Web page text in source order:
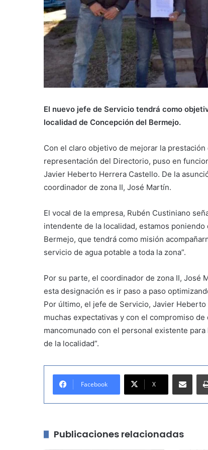
El nuevo jefe de Servicio tendrá como
localidad de Concepción del Bermejo.
Con el claro objetivo de mejorar la
representación del Directorio, puso en
Javier Heberto Herrera Castello. De la
coordinador de zona II, José Martín.
El vocal de la empresa, Rubén Custiniano
intendente de la localidad, estamos
Bermejo, que tendrá como misión
servicio de agua potable a toda la zona”.
Por su parte, el coordinador de zona II, José
esta designación es ir paso a paso
Por último, el jefe de Servicio, Javier
muchas expectativas y con el compromiso
mancomunado con el personal existente
de la localidad”.
Facebook X
Publicaciones relacionadas